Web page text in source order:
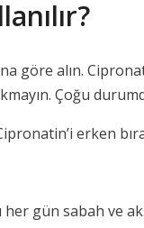
göre alın.
Çoğu
erken
gün sabah ve